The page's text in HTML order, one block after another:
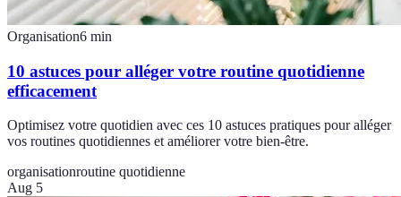
Organisation6 min
10 astuces pour alléger votre routine quotidienne
efficacement
Optimisez votre quotidien avec ces 10 astuces pratiques pour alléger
vos routines quotidiennes et améliorer votre bien-être.
organisationroutine quotidienne
Aug 5